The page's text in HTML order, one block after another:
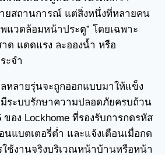
ยสถานการณ์ แต่สิ่งหนึ่งที่หลายคน
แวดล้อมหน้าประตู” โดยเฉพาะ
ด แดดแรง ละอองน้ำ หรือ
ะจำ
หลายรุ่นจะถูกออกแบบมาให้แข็ง
มีระบบรักษาความปลอดภัยครบถ้วน
ของ Lockhome ที่รองรับการกดรหัส
นแบตเตอรี่ต่ำ และแจ้งเตือนเมื่อกด
ช้งานจริงบริเวณหน้าบ้านหรือหน้า